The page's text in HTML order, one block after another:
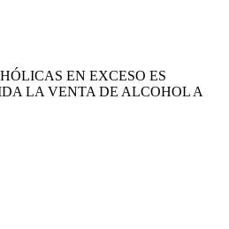
EN EXCESO ES
LA VENTA DE ALCOHOL A